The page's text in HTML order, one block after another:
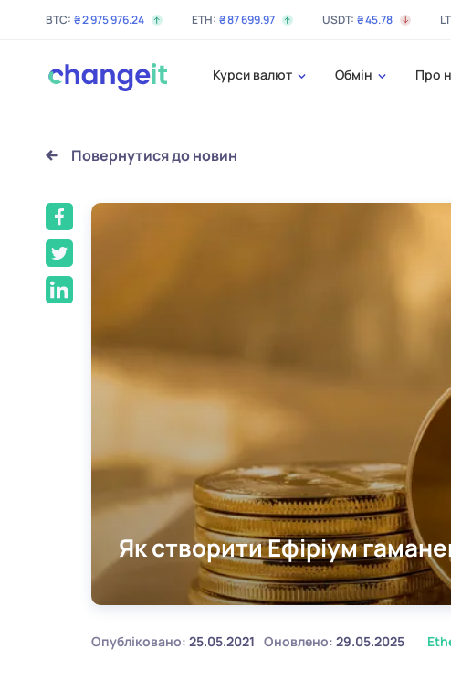
BTC: ₴2 975 976.24 ETH: ₴87 699.97 USDT: ₴45.78
Курси валют Обмін Про
Повернутися до новин
Як створити Ефіріум
Опубліковано: 25.05.2021 Оновлено: 29.05.2025